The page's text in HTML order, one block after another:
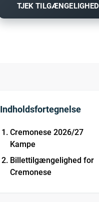
TJEK TILGÆNGELIGHED
Indholdsfortegnelse
Cremonese 2026/27
Kampe
Billettilgængelighed for
Cremonese